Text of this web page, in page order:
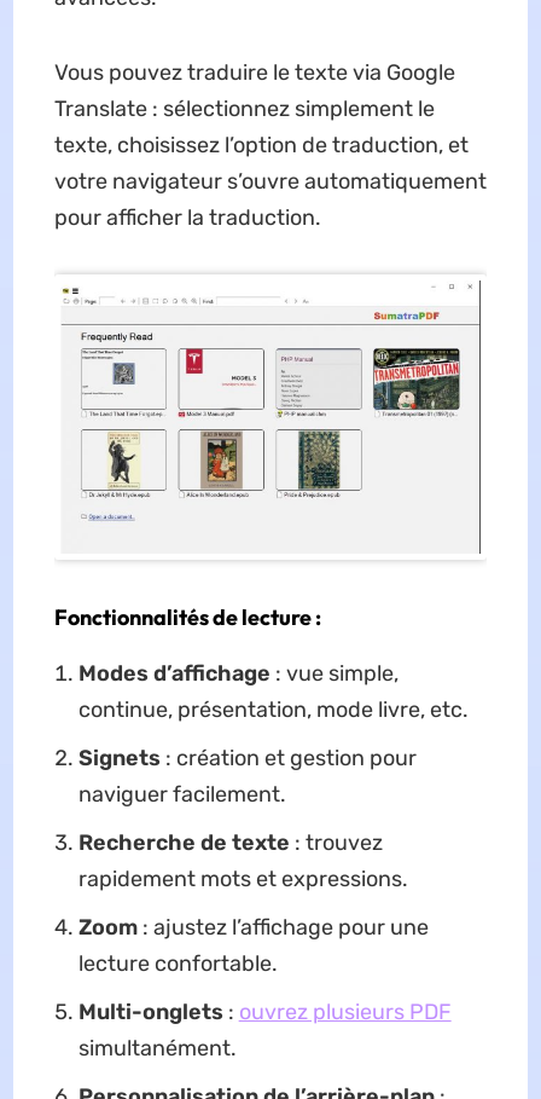
Vous pouvez traduire le texte via Google
Translate : sélectionnez simplement le
texte, choisissez l’option de traduction, et
votre navigateur s’ouvre automatiquement
pour afficher la traduction.
Fonctionnalités de lecture :
Modes d’affichage : vue simple,
continue, présentation, mode livre, etc.
Signets : création et gestion pour
naviguer facilement.
Recherche de texte : trouvez
rapidement mots et expressions.
Zoom: ajustez l’affichage pour une
lecture confortable.
Multi-onglets : ouvrez plusieurs PDF
simultanément.